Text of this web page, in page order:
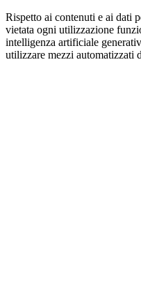
Rispetto ai contenuti e ai dati
vietata ogni utilizzazione
intelligenza artificiale
utilizzare mezzi automatizzati